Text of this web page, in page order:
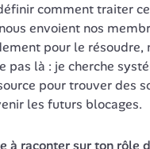
comment traiter
envoient nos
pour le résoudre,
pas là : je cherche
pour trouver des
les futurs blocages.
à raconter sur ton rôle